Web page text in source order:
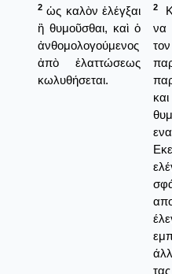
2 ὡς καλὸν ἐλέγξαι
ἢ θυμοῦσθαι, καὶ ὁ
ἀνθομολογούμενος
ἀπὸ ἐλαττώσεως
κωλυθήσεται.
2
να